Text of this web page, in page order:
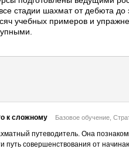
стадии шахмат от дебюта
учебных примеров и
к сложному Базовое обучение,
путеводитель. Она
совершенствования от